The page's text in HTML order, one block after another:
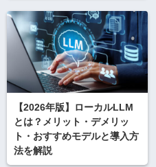
【2026年版】ローカルLLM
とは？メリット・デメリッ
ト・おすすめモデルと導入方
法を解説